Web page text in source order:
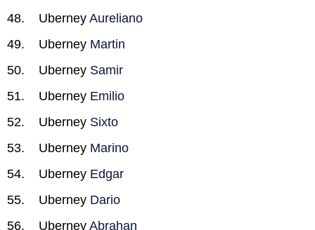
Uberney Aureliano
Uberney Martin
Uberney Samir
Uberney Emilio
Uberney Sixto
Uberney Marino
Uberney Edgar
Uberney Dario
Uberney Abrahan